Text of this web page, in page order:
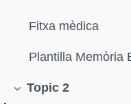
Fitxa mèdica
Redueix
Topic 2